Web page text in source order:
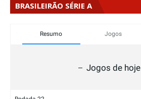
BRASILEIRÃO SÉRIE A
Resumo Jogos
Jogos de hoje